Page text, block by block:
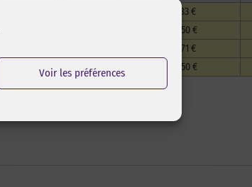
Voir les préférences
523,83 €
440,50 €
481,71 €
450,75 € 440,50 €